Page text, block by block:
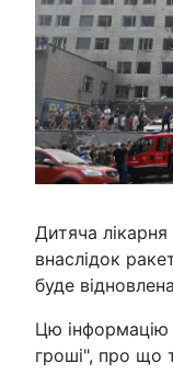
Дитяча
внаслідок
буде
Цю
гроші", про що